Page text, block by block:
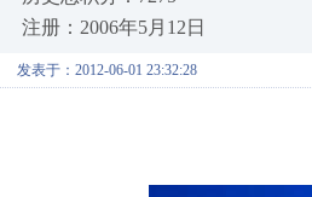
注册：2006年5月12日
发表于：2012-06-01 23:32:28